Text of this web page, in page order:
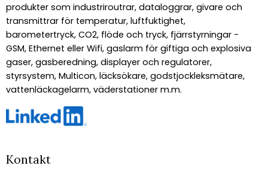
produkter som industriroutrar, dataloggrar, givare och
transmittrar för temperatur, luftfuktighet,
barometertryck, CO2, flöde och tryck, fjärrstyrningar -
GSM, Ethernet eller Wifi, gaslarm för giftiga och explosiva
gaser, gasberedning, displayer och regulatorer,
styrsystem, Multicon, läcksökare, godstjockleksmätare,
vattenläckagelarm, väderstationer m.m.
Kontakt